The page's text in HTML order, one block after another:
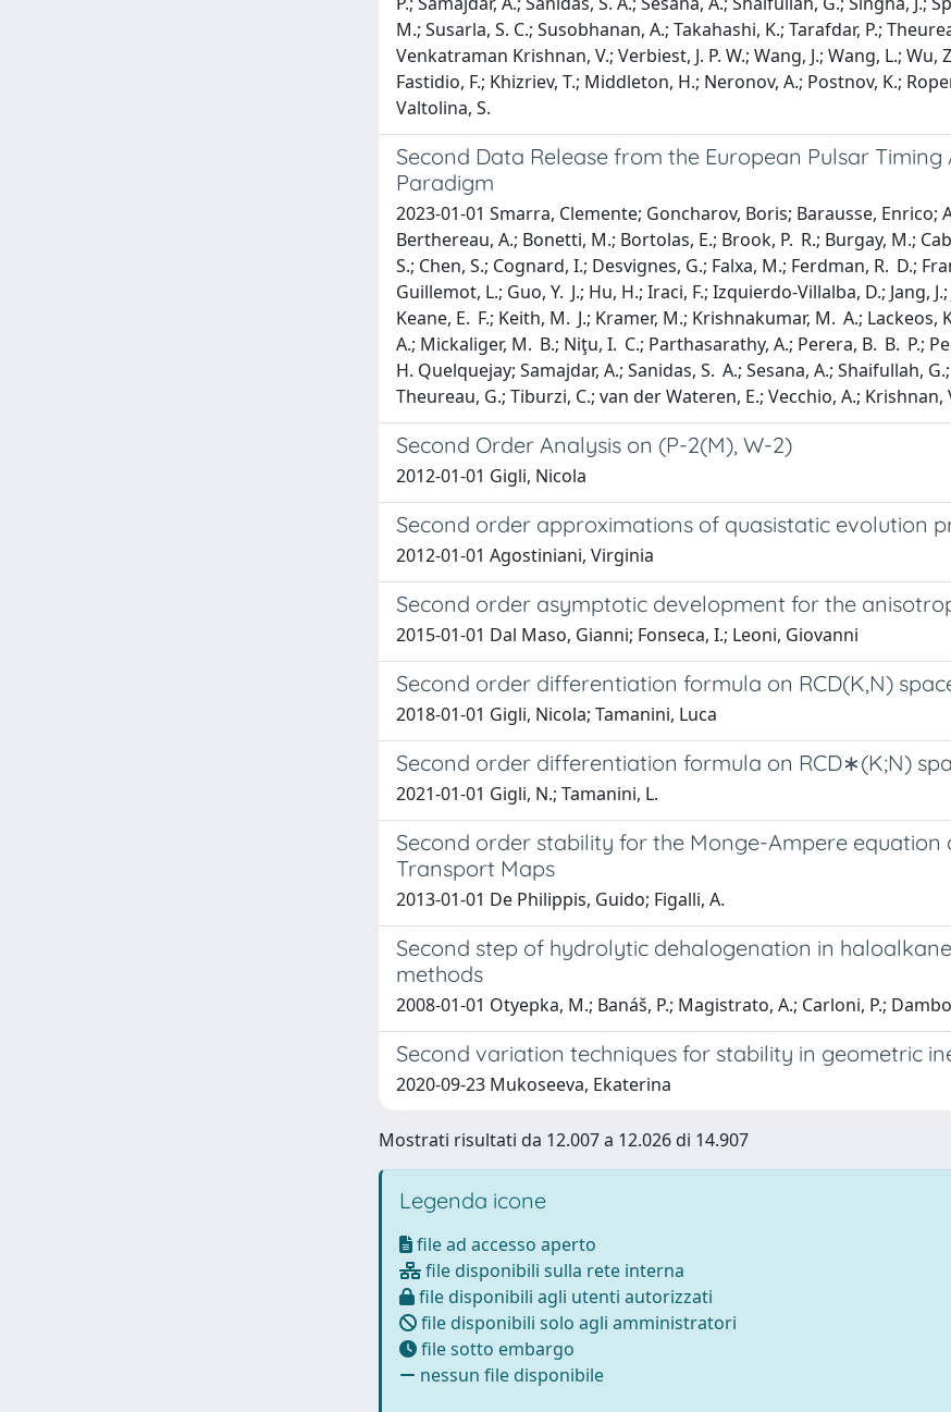
M.; Susarla, S. C.; Susobhanan, A.; Takahashi, K.; Tarafdar, P.;
Venkatraman Krishnan, V.; Verbiest, J. P. W.; Wang, J.; Wang, L.;
Fastidio, F.; Khizriev, T.; Middleton, H.; Neronov, A.; Postnov, K.;
Valtolina, S.
Second Data Release from the European Pulsar
Paradigm
2023-01-01 Smarra, Clemente; Goncharov, Boris; Barausse, Enrico;
Berthereau, A.; Bonetti, M.; Bortolas, E.; Brook, P. R.; Burgay, M.;
S.; Chen, S.; Cognard, I.; Desvignes, G.; Falxa, M.; Ferdman, R. D.;
Guillemot, L.; Guo, Y. J.; Hu, H.; Iraci, F.; Izquierdo-Villalba, D.; Jang,
Keane, E. F.; Keith, M. J.; Kramer, M.; Krishnakumar, M. A.; Lackeos,
A.; Mickaliger, M. B.; Niţu, I. C.; Parthasarathy, A.; Perera, B. B. P.;
H. Quelquejay; Samajdar, A.; Sanidas, S. A.; Sesana, A.; Shaifullah,
Theureau, G.; Tiburzi, C.; van der Wateren, E.; Vecchio, A.; Krishnan,
Second Order Analysis on (P-2(M), W-2)
2012-01-01 Gigli, Nicola
Second order approximations of quasistatic evolution
2012-01-01 Agostiniani, Virginia
Second order asymptotic development for the
2015-01-01 Dal Maso, Gianni; Fonseca, I.; Leoni, Giovanni
Second order differentiation formula on RCD(K,N)
2018-01-01 Gigli, Nicola; Tamanini, Luca
Second order differentiation formula on RCD∗(K;N)
2021-01-01 Gigli, N.; Tamanini, L.
Second order stability for the Monge-Ampere
Transport Maps
2013-01-01 De Philippis, Guido; Figalli, A.
Second step of hydrolytic dehalogenation in
methods
2008-01-01 Otyepka, M.; Banáš, P.; Magistrato, A.; Carloni, P.;
Second variation techniques for stability in geometric
2020-09-23 Mukoseeva, Ekaterina
Mostrati risultati da 12.007 a 12.026 di 14.907
Legenda icone
file ad accesso aperto
file disponibili sulla rete interna
file disponibili agli utenti autorizzati
file disponibili solo agli amministratori
file sotto embargo
nessun file disponibile